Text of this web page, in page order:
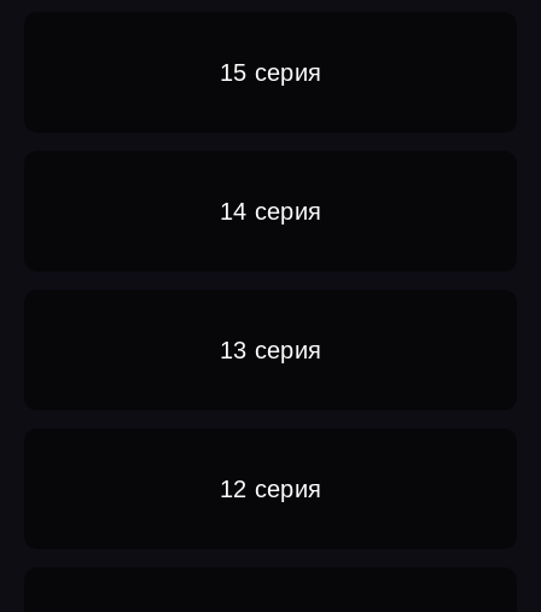
15 серия
14 серия
13 серия
12 серия